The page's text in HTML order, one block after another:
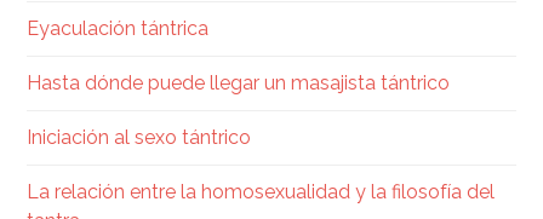
Eyaculación tántrica
Hasta dónde puede llegar un masajista tántrico
Iniciación al sexo tántrico
La relación entre la homosexualidad y la filosofía del